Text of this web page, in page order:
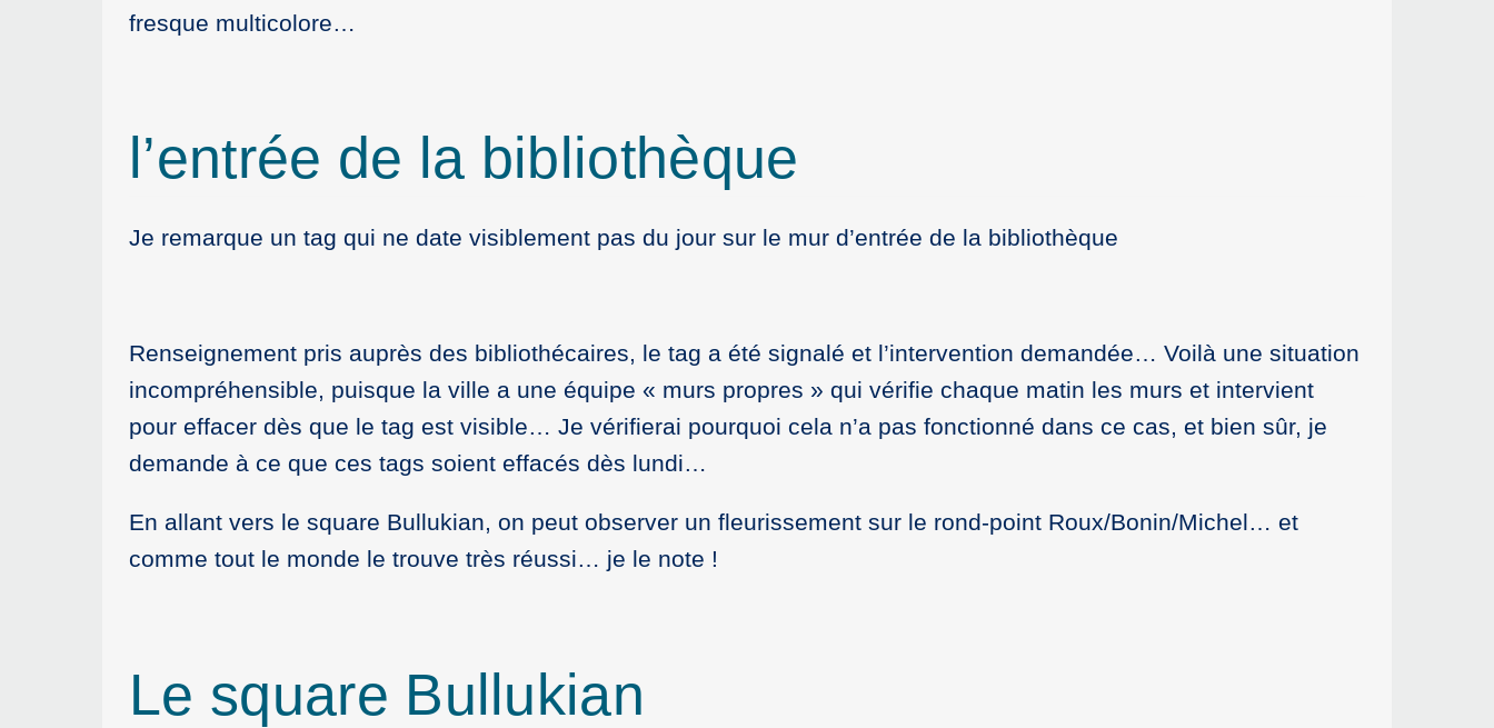
fresque multicolore…
l’entrée de la bibliothèque
Je remarque un tag qui ne date visiblement pas du jour sur le mur d’entrée de la bibliothèque
Renseignement pris auprès des bibliothécaires, le tag a été signalé et l’intervention demandée… Voilà une situation
incompréhensible, puisque la ville a une équipe « murs propres » qui vérifie chaque matin les murs et intervient
pour effacer dès que le tag est visible… Je vérifierai pourquoi cela n’a pas fonctionné dans ce cas, et bien sûr, je
demande à ce que ces tags soient effacés dès lundi…
En allant vers le square Bullukian, on peut observer un fleurissement sur le rond-point Roux/Bonin/Michel… et
comme tout le monde le trouve très réussi… je le note !
Le square Bullukian